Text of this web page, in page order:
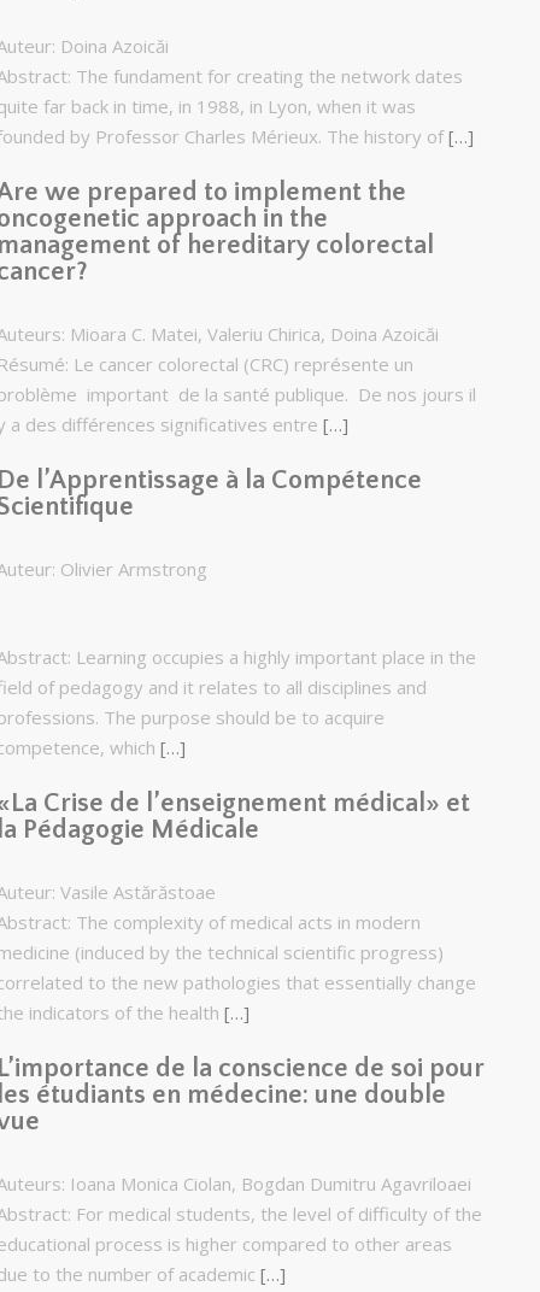
Doina Azoicăi
The fundament for creating the network dates
far back in time, in 1988, in Lyon, when it was
by Professor Charles Mérieux. The history of[…]
we prepared to implement the
approach in the
of hereditary colorectal
Mioara C. Matei, Valeriu Chirica, Doina Azoicăi
Le cancer colorectal (CRC) représente un
important de la santé publique. De nos jours il
a des différences significatives entre […]
l’Apprentissage à la Compétence
Olivier Armstrong
Learning occupies a highly important place in the
of pedagogy and it relates to all disciplines and
The purpose should be to acquire
which […]
Crise de l’enseignement médical» et
Pédagogie Médicale
Vasile Astărăstoae
The complexity of medical acts in modern
(induced by the technical scientific progress)
to the new pathologies that essentially change
indicators of the health […]
de la conscience de soi pour
étudiants en médecine: une double
Ioana Monica Ciolan, Bogdan Dumitru Agavriloaei
For medical students, the level of difficulty of the
process is higher compared to other areas
to the number of academic […]